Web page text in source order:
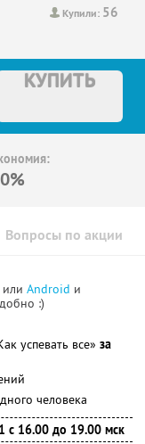
Купили: 56
КУПИТЬ
Вопросы по акции
или Android и
:)
успевать все» за
человека
с 16.00 до 19.00 мск